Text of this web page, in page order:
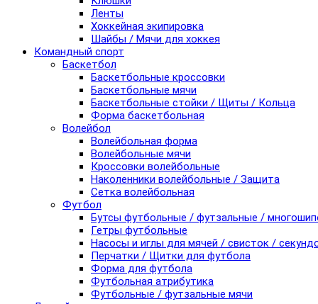
Ленты
Хоккейная экипировка
Шайбы / Мячи для хоккея
Командный спорт
Баскетбол
Баскетбольные кроссовки
Баскетбольные мячи
Баскетбольные стойки / Щиты / Кольца
Форма баскетбольная
Волейбол
Волейбольная форма
Волейбольные мячи
Кроссовки волейбольные
Наколенники волейбольные / Защита
Сетка волейбольная
Футбол
Бутсы футбольные / футзальные /
Гетры футбольные
Насосы и иглы для мячей / свисток /
Перчатки / Щитки для футбола
Форма для футбола
Футбольная атрибутика
Футбольные / футзальные мячи